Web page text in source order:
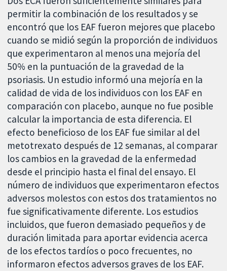
permitir la combinación de los resultados y se
encontró que los EAF fueron mejores que placebo
cuando se midió según la proporción de individuos
que experimentaron al menos una mejoría del
50% en la puntuación de la gravedad de la
psoriasis. Un estudio informó una mejoría en la
calidad de vida de los individuos con los EAF en
comparación con placebo, aunque no fue posible
calcular la importancia de esta diferencia. El
efecto beneficioso de los EAF fue similar al del
metotrexato después de 12 semanas, al comparar
los cambios en la gravedad de la enfermedad
desde el principio hasta el final del ensayo. El
número de individuos que experimentaron efectos
adversos molestos con estos dos tratamientos no
fue significativamente diferente. Los estudios
incluidos, que fueron demasiado pequeños y de
duración limitada para aportar evidencia acerca
de los efectos tardíos o poco frecuentes, no
informaron efectos adversos graves de los EAF.